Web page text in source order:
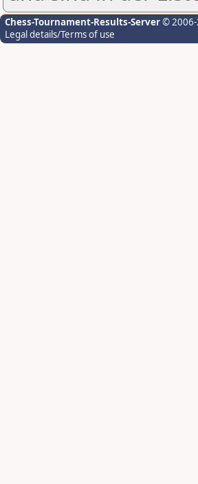
Chess-Tournament-Results-Server© 2006-
Legal details/Terms of use